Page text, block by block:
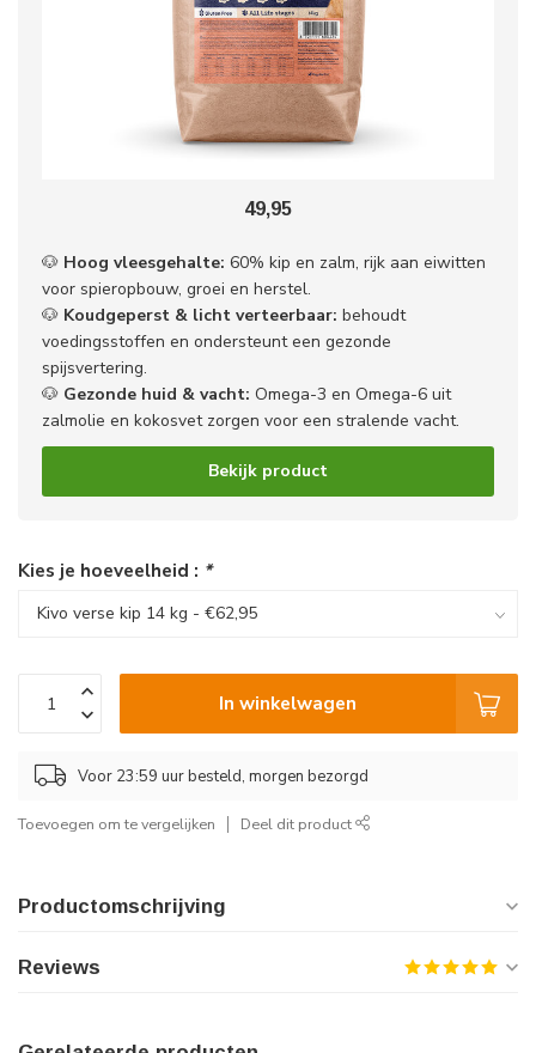
49,95
🐶 Hoog vleesgehalte: 60% kip en zalm, rijk aan eiwitten
voor spieropbouw, groei en herstel.
🐶 Koudgeperst & licht verteerbaar: behoudt
voedingsstoffen en ondersteunt een gezonde
spijsvertering.
🐶 Gezonde huid & vacht: Omega-3 en Omega-6 uit
zalmolie en kokosvet zorgen voor een stralende vacht.
Bekijk product
Kies je hoeveelheid : *
In winkelwagen
Voor 23:59 uur besteld, morgen bezorgd
Toevoegen om te vergelijken Deel dit product
Productomschrijving
Reviews